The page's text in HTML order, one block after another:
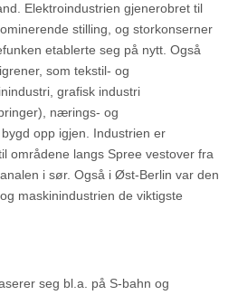
Elektroindustrien gjenerobret til
stilling, og storkonserner
etablerte seg på nytt. Også
som tekstil- og
grafisk industri
nærings- og
opp igjen. Industrien er
områdene langs Spree vestover fra
i sør. Også i Øst-Berlin var den
maskinindustrien de viktigste
seg bl.a. på S-bahn og